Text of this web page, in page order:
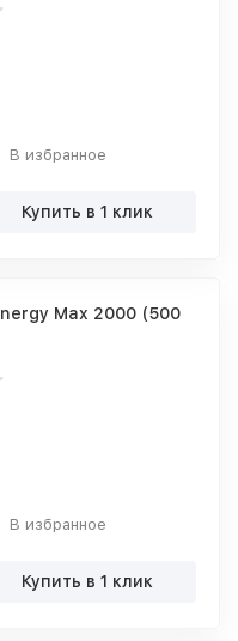
В избранное
Купить в 1 клик
Max 2000 (500
В избранное
Купить в 1 клик